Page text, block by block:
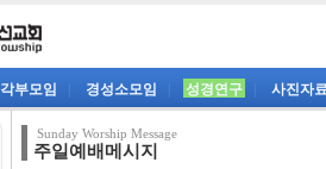
각부모임 경성소모임 성경연구 사진자
Sunday Worship Message
주일예배메시지